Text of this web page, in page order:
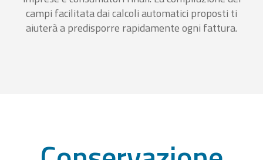
campi facilitata dai calcoli automatici proposti ti
aiuterà a predisporre rapidamente ogni fattura.